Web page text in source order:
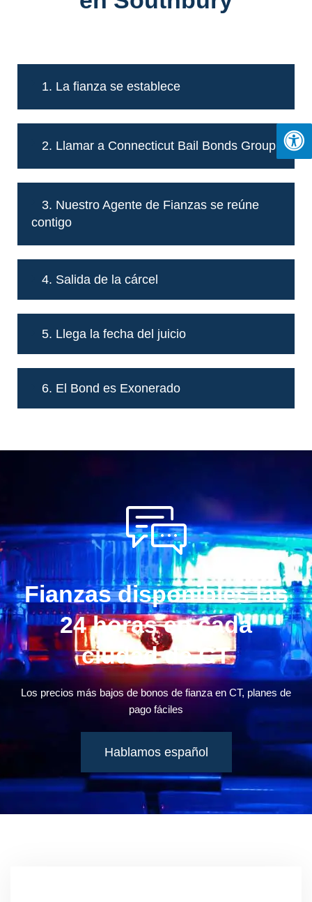
1. La fianza se establece
2. Llamar a Connecticut Bail Bonds Group
3. Nuestro Agente de Fianzas se reúne
contigo
4. Salida de la cárcel
5. Llega la fecha del juicio
6. El Bond es Exonerado
Fianzas disponibles las
24 horas en cada
ciudad de CT
Los precios más bajos de bonos de fianza en CT, planes de
pago fáciles
Hablamos español